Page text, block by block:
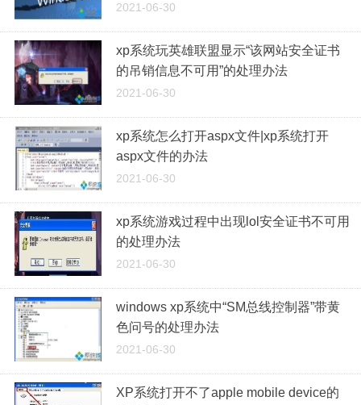
2021-06-30
xp系统玩英雄联盟显示“该网站安全证书
的吊销信息不可用”的处理办法
2021-06-30
xp系统怎么打开aspx文件|xp系统打开
aspx文件的办法
2021-06-30
xp系统游戏过程中出现lol安全证书不可用
的处理办法
2021-06-30
windows xp系统中“SM总线控制器”带黄
色问号的处理办法
2021-06-30
XP系统打开不了apple mobile device的